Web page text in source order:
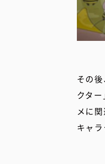
その
クタ
メに
キャ